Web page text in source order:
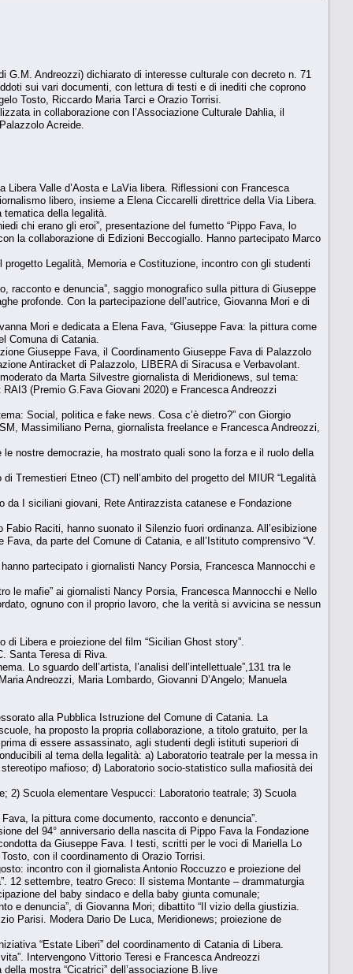
G.M. Andreozzi) dichiarato di interesse culturale con decreto n. 71
sui vari documenti, con lettura di testi e di inediti che coprono
Tosto, Riccardo Maria Tarci e Orazio Torrisi.
in collaborazione con l’Associazione Culturale Dahlia, il
Acreide.
Valle d’Aosta e LaVia libera. Riflessioni con Francesca
libero, insieme a Elena Ciccarelli direttrice della Via Libera.
della legalità.
chi erano gli eroi”, presentazione del fumetto “Pippo Fava, lo
la collaborazione di Edizioni Beccogiallo. Hanno partecipato Marco
Legalità, Memoria e Costituzione, incontro con gli studenti
racconto e denuncia”, saggio monografico sulla pittura di Giuseppe
profonde. Con la partecipazione dell’autrice, Giovanna Mori e di
Mori e dedicata a Elena Fava, “Giuseppe Fava: la pittura come
Comuna di Catania.
Giuseppe Fava, il Coordinamento Giuseppe Fava di Palazzolo
Antiracket di Palazzolo, LIBERA di Siracusa e Verbavolant.
da Marta Silvestre giornalista di Meridionews, sul tema:
(Premio G.Fava Giovani 2020) e Francesca Andreozzi
Social, politica e fake news. Cosa c’è dietro?” con Giorgio
Massimiliano Perna, giornalista freelance e Francesca Andreozzi,
nostre democrazie, ha mostrato quali sono la forza e il ruolo della
Tremestieri Etneo (CT) nell’ambito del progetto del MIUR “Legalità
da I siciliani giovani, Rete Antirazzista catanese e Fondazione
Raciti, hanno suonato il Silenzio fuori ordinanza. All’esibizione
da parte del Comune di Catania, e all’Istituto comprensivo “V.
partecipato i giornalisti Nancy Porsia, Francesca Mannocchi e
le mafie” ai giornalisti Nancy Porsia, Francesca Mannocchi e Nello
ognuno con il proprio lavoro, che la verità si avvicina se nessun
Libera e proiezione del film “Sicilian Ghost story”.
Santa Teresa di Riva.
Lo sguardo dell’artista, l’analisi dell’intellettuale”,131 tra le
Andreozzi, Maria Lombardo, Giovanni D’Angelo; Manuela
alla Pubblica Istruzione del Comune di Catania. La
ha proposto la propria collaborazione, a titolo gratuito, per la
di essere assassinato, agli studenti degli istituti superiori di
al tema della legalità: a) Laboratorio teatrale per la messa in
mafioso; d) Laboratorio socio-statistico sulla mafiosità dei
2) Scuola elementare Vespucci: Laboratorio teatrale; 3) Scuola
la pittura come documento, racconto e denuncia”.
del 94° anniversario della nascita di Pippo Fava la Fondazione
da Giuseppe Fava. I testi, scritti per le voci di Mariella Lo
con il coordinamento di Orazio Torrisi.
incontro con il giornalista Antonio Roccuzzo e proiezione del
12 settembre, teatro Greco: Il sistema Montante – drammaturgia
del baby sindaco e della baby giunta comunale;
e denuncia”, di Giovanna Mori; dibattito “Il vizio della giustizia.
Parisi. Modera Dario De Luca, Meridionews; proiezione de
“Estate Liberi” del coordinamento di Catania di Libera.
Intervengono Vittorio Teresi e Francesca Andreozzi
mostra “Cicatrici” dell’associazione B.live